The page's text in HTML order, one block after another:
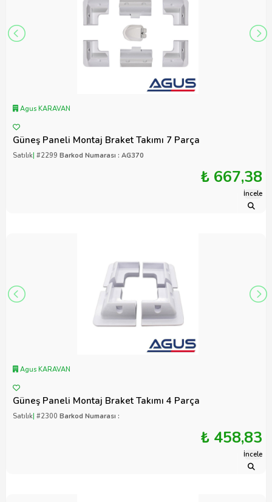
Agus KARAVAN
Güneş Paneli Montaj Braket Takımı 7 Parça
Satılık| #2299 Barkod Numarası : AG370
₺ 667,38
İncele
Agus KARAVAN
Güneş Paneli Montaj Braket Takımı 4 Parça
Satılık| #2300 Barkod Numarası :
₺ 458,83
İncele